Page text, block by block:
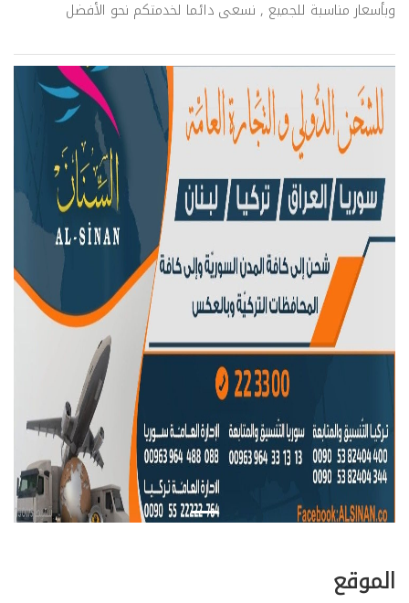
وبأسعار مناسبة للجميع , نسعى دائما لخدمتكم نحو الأفضل
الموقع